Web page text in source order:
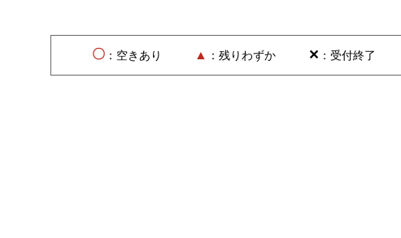
〇：空きあり ▲ ：残りわずか ✕ ：受付終了